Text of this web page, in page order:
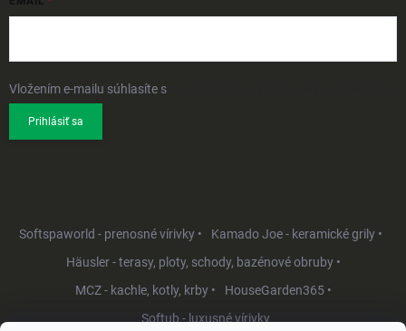
Vložením e-mailu súhlasíte s
Prihlásiť sa
Softspaworld - prenosné vírivky •
Kamado Joe - keramické grily •
Häusler - terasy, ploty, schody, bazénové obruby •
MCZ - kachle, kotly, krby •
HouseGarden365 •
Softub - luxusné vírivky